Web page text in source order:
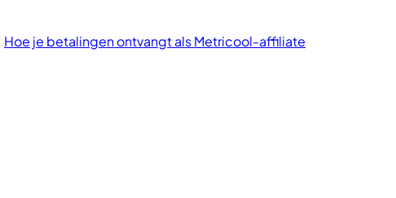
Hoe je betalingen ontvangt als Metricool-affiliate